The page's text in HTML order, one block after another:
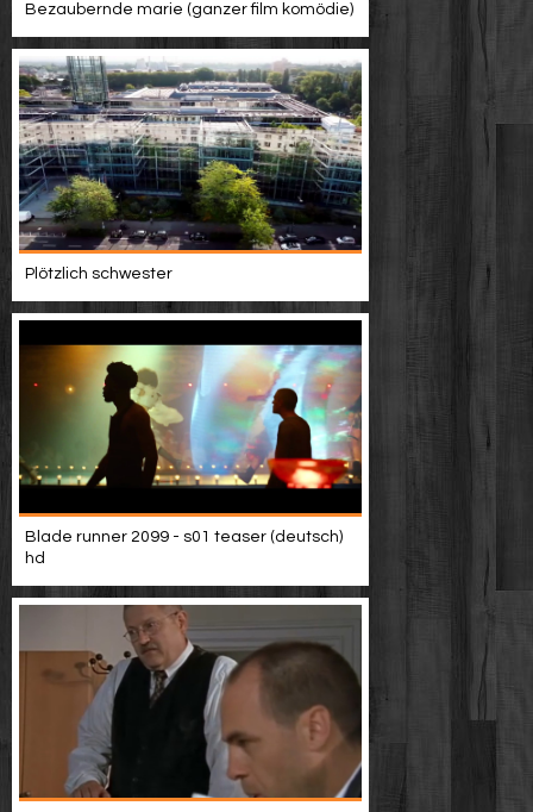
Bezaubernde marie (ganzer film komödie)
Plötzlich schwester
Blade runner 2099 - s01 teaser (deutsch)
hd